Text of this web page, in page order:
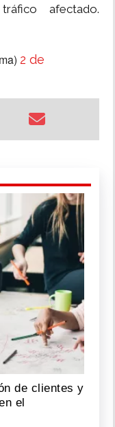
afectado.
2 de
de clientes y
el